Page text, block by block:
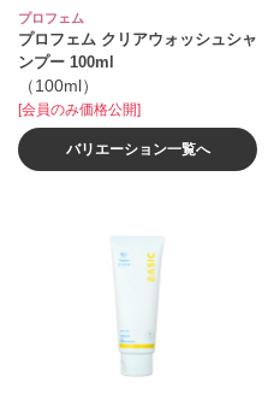
プロフェム
プロフェム クリアウォッシュシャ
ンプー 100ml
（100ml）
[会員のみ価格公開]
バリエーション一覧へ